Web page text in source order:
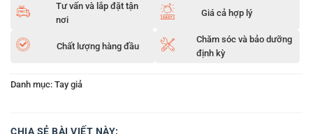
Tư vấn và lắp đặt tận
nơi
Giá cả hợp lý
Chất lượng hàng đầu
Chăm sóc và bảo dưỡng
định kỳ
Danh mục: Tay giả
CHIA SẺ BÀI VIẾT NÀY: